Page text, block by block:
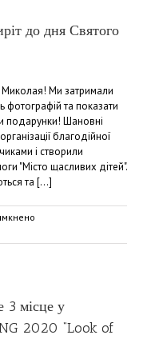
лютого
2020
до дня Святого
Миколая! Ми затримали
фотографій та показати
подарунки! Шановні
благодійної
і створили
"Місто щасливих дітей".
та [...]
акція
до
дня
Святого
3 місце у
2020 “Look of